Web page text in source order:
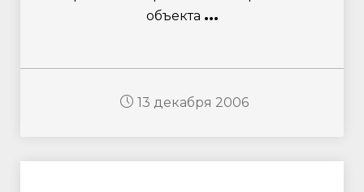
объекта ...
13 декабря 2006